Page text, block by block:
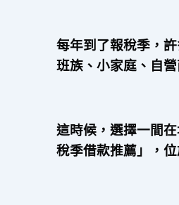
每年到了報稅季，
班族、小家庭、自
這時候，選擇一間
稅季借款推薦」，